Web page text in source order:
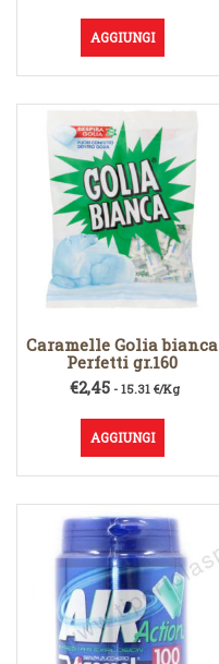
AGGIUNGI
Caramelle Golia bianca
Perfetti gr.160
€2,45 - 15.31 €/Kg
AGGIUNGI